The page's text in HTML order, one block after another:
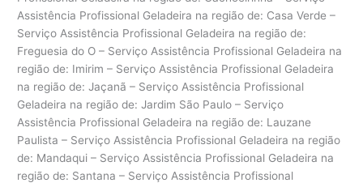
Assistência Profissional Geladeira na região de: Casa Verde –
Serviço Assistência Profissional Geladeira na região de:
Freguesia do O – Serviço Assistência Profissional Geladeira na
região de: Imirim – Serviço Assistência Profissional Geladeira
na região de: Jaçanã – Serviço Assistência Profissional
Geladeira na região de: Jardim São Paulo – Serviço
Assistência Profissional Geladeira na região de: Lauzane
Paulista – Serviço Assistência Profissional Geladeira na região
de: Mandaqui – Serviço Assistência Profissional Geladeira na
região de: Santana – Serviço Assistência Profissional